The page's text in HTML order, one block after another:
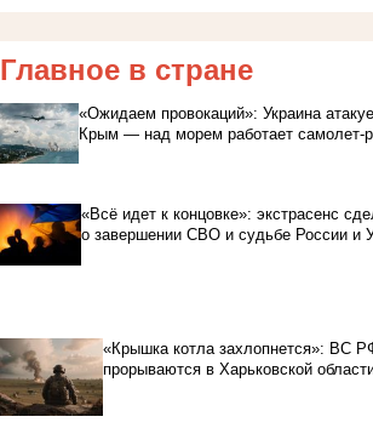
Главное в стране
«Ожидаем провокаций»: Украина
Крым — над морем работает самолет-
«Всё идет к концовке»: экстрасенс
о завершении СВО и судьбе России и
«Крышка котла захлопнется»: ВС
прорываются в Харьковской